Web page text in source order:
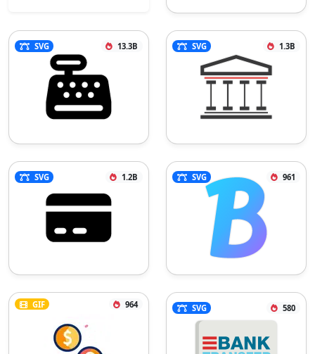
SVG 13.3B SVG 1.3B
SVG 1.2B SVG 961
GIF 964 SVG 580